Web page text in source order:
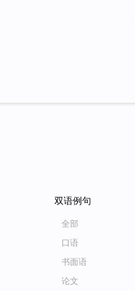
双语例句
全部
口语
书面语
论文